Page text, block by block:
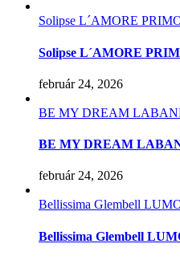
Solipse L´AMORE
Solipse L´AMORE
február 24, 2026
BE MY DREAM
BE MY DREAM
február 24, 2026
Bellissima Glembell
Bellissima Glembell